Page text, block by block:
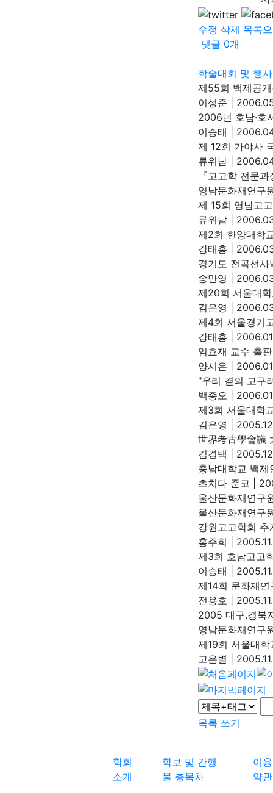
수정 삭제 목록
댓글 0개
학술대회 및 행사
제55회 백제공
이성준
2006년 호남·호
이승태
제 12회 가야사
류위남
『고고학 전문
영남문화재연구
제 15회 영남고
류위남
제2회 한양대학
강태홍
경기도 전곡선
송만영
제20회 서울대
김은영
제4회 서울경기
강태홍
임효재 교수 출
양시은
"우리 곁의 고구
백종오
제3회 서울대학
김은영
世界考古學會議
김경택
충남대학교 백
츠치다 준코
울산문화재연구
울산문화재연구
강원고고학회
홍주희
제3회 호남고고
이승태
제14회 문화재
전용호
2005 대구.경북
영남문화재연구
제19회 서울대
고은별
목록 쓰기
학회
소개
학보 및 간행
물 총목차
이용
약관